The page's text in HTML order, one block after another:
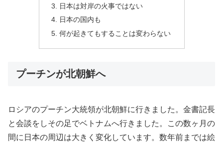
日本は対岸の火事ではない
日本の国内も
何が起きてもすることは変わらない
プーチンが北朝鮮へ
ロシアのプーチン大統領が北朝鮮に行きました。金書記長
と会談をしその足でベトナムへ行きました。この数ヶ月の
間に日本の周辺は大きく変化しています。数年前までは絵